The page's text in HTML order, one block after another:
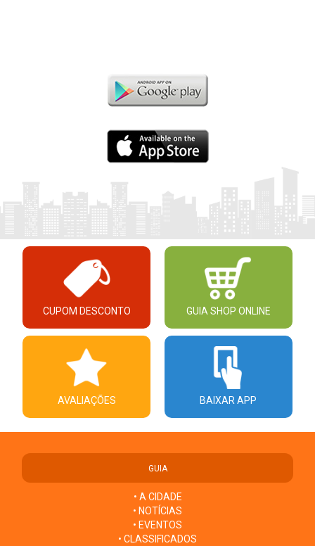
CUPOM DESCONTO GUIA SHOP ONLINE
AVALIAÇÕES BAIXAR APP
GUIA
• A CIDADE
• NOTÍCIAS
• EVENTOS
• CLASSIFICADOS